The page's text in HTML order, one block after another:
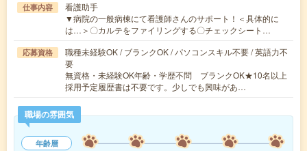
仕事内容
看護助手
▼病院の一般病棟にて看護師さんのサポート！＜具体的に
は…＞〇カルテをファイリングする〇チェックシート…
応募資格
職種未経験OK / ブランクOK / パソコンスキル不要 / 英語力不
要
無資格・未経験OK年齢・学歴不問 ブランクOK★10名以上
採用予定履歴書は不要です。少しでも興味があ…
職場の雰囲気
年齢層